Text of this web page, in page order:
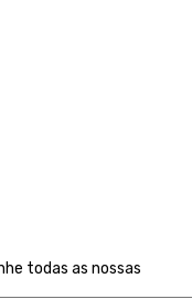
todas as nossas